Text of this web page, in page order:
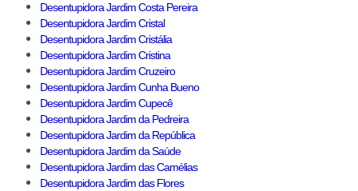
Desentupidora Jardim Costa Pereira
Desentupidora Jardim Cristal
Desentupidora Jardim Cristália
Desentupidora Jardim Cristina
Desentupidora Jardim Cruzeiro
Desentupidora Jardim Cunha Bueno
Desentupidora Jardim Cupecê
Desentupidora Jardim da Pedreira
Desentupidora Jardim da República
Desentupidora Jardim da Saúde
Desentupidora Jardim das Camélias
Desentupidora Jardim das Flores